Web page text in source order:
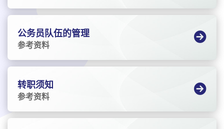
公务员队伍的管理
参考资料
转职须知
参考资料